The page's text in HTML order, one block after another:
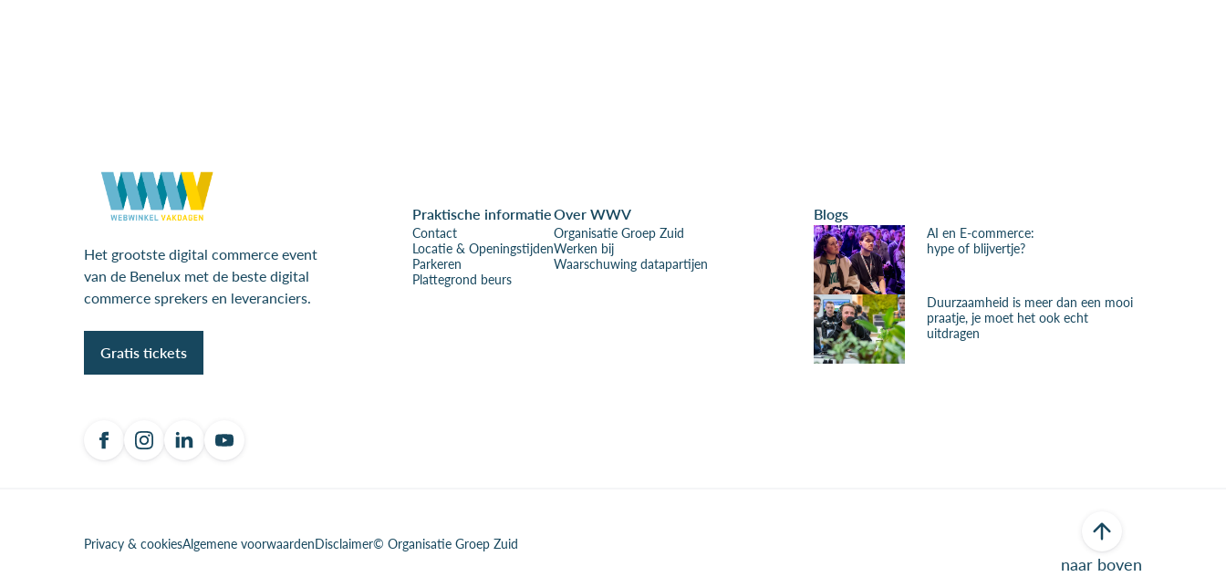
Het grootste digital commerce event
van de Benelux met de beste digital
commerce sprekers en leveranciers.
Gratis tickets
Praktische informatie
Contact
Locatie & Openingstijden
Parkeren
Plattegrond beurs
Over WWV
Organisatie Groep Zuid
Werken bij
Waarschuwing datapartijen
Blogs
AI en E-commerce:
hype of blijvertje?
Duurzaamheid is meer dan een mooi
praatje, je moet het ook echt
uitdragen
Privacy & cookiesAlgemene voorwaardenDisclaimer© Organisatie Groep Zuid
naar boven